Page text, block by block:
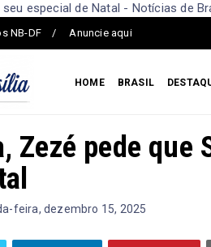
especial de Natal - Notícias de
NB-DF Anuncie aqui
HOME BRASIL
Zezé pede que
feira, dezembro 15, 2025